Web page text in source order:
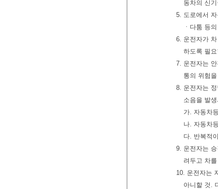
동차의 신
5. 도로에서
ㆍ다툼 등
6. 운전자가
하도록 필
7. 운전자는
통의 위험
8. 운전자는
소음을 발
가. 자동차
나. 자동차
다. 반복적
9. 운전자는
려두고 차
10. 운전자는
아니할 것.